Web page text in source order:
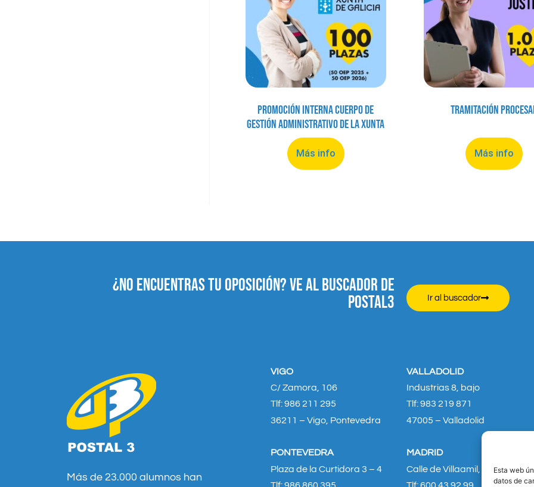
Esta web
datos de
Promoción Interna Cuerpo de
Gestión Administrativo de la Xunta
Más info
Tramitación
Más info
¿NO ENCUENTRAS TU OPOSICIÓN? VE AL BUSCADOR DE
POSTAL3
Ir al buscador
Más de 23.000 alumnos han
VIGO
C/ Zamora, 106
Tlf: 986 211 295
36211 – Vigo, Pontevedra
PONTEVEDRA
Plaza de la Curtidora 3 – 4
VALLADOLID
Industrias 8, bajo
Tlf: 983 219 871
47005 – Valladolid
MADRID
Calle de Villaamil, 36 – 38